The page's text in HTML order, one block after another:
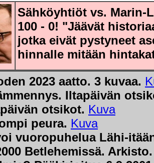
Sähköyhtiöt vs. Marin-
100 - 0! "Jäävät
jotka eivät pystyneet
hinnalle mitään
2023 aatto. 3 kuvaa.
Iltapäivän
otsikot. Kuva
peura. Kuva
vuoropuhelua Lähi-
Betlehemissä.